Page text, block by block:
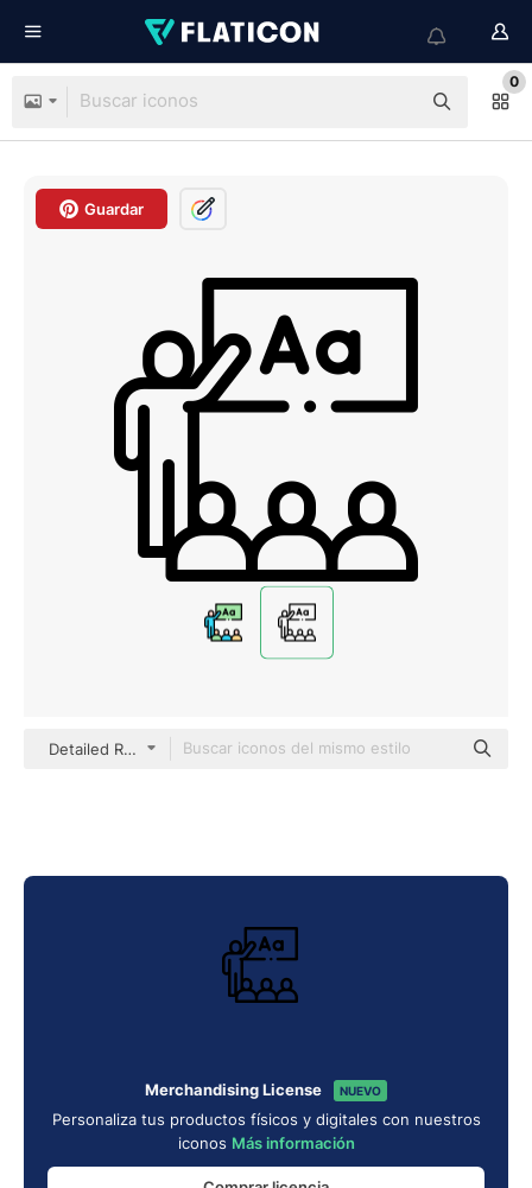
0
Guardar
Detailed Rounded Lineal
Merchandising License NUEVO
Personaliza tus productos físicos y digitales con nuestros
iconos Más información